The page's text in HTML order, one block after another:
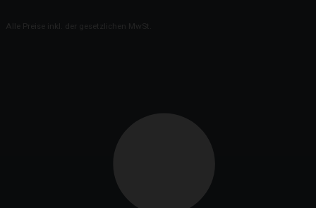
Alle Preise inkl. der gesetzlichen MwSt.